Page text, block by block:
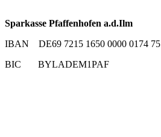
Sparkasse Pfaffenhofen a.d.Ilm
IBAN DE69 7215 1650 0000 0174 75
BIC BYLADEM1PAF